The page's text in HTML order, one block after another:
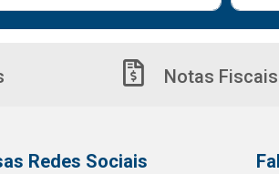
Notas Fiscais
Redes Sociais